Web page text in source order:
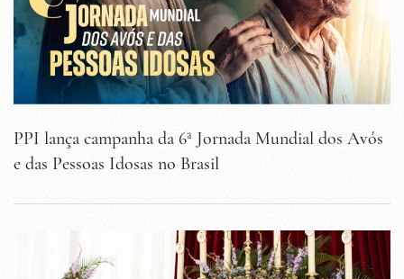
PPI lança campanha da 6ª Jornada Mundial dos Avós
e das Pessoas Idosas no Brasil